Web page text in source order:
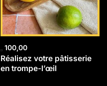
100,00
Réalisez votre pâtisserie
en trompe-l’œil